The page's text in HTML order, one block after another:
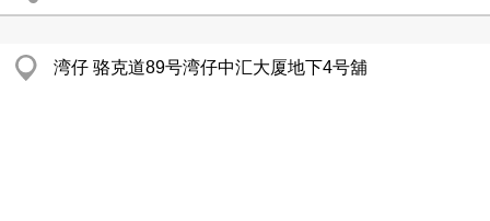
湾仔 骆克道89号湾仔中汇大厦地下4号舖